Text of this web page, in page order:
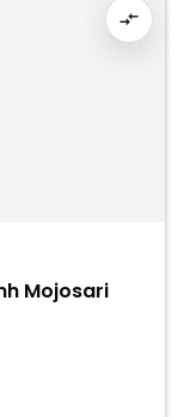
Mojosari